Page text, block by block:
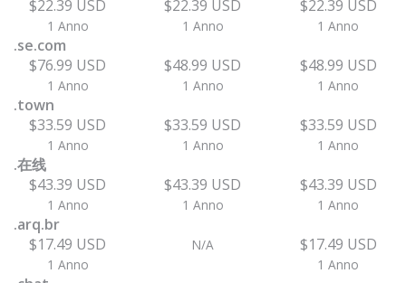
$22.39 USD
1 Anno
$22.39 USD
1 Anno
$22.39 USD
1 Anno
.se.com
$76.99 USD
1 Anno
$48.99 USD
1 Anno
$48.99 USD
1 Anno
.town
$33.59 USD
1 Anno
$33.59 USD
1 Anno
$33.59 USD
1 Anno
.在线
$43.39 USD
1 Anno
$43.39 USD
1 Anno
$43.39 USD
1 Anno
.arq.br
$17.49 USD
1 Anno
N/A $17.49 USD
1 Anno